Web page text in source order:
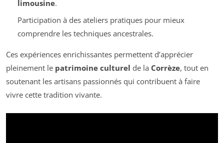
limousine.
Participation à des ateliers pratiques pour mieux
comprendre les techniques ancestrales.
Ces expériences enrichissantes permettent d’apprécier
pleinement le patrimoine culturel de la Corrèze, tout en
soutenant les artisans passionnés qui contribuent à faire
vivre cette tradition vivante.